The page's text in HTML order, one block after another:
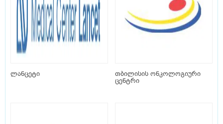
ლანცეტი
თბილისის ონკოლოგიური
ცენტრი